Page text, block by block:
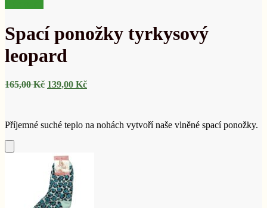
159,00 Kč. 99,00 Kč.
Spací ponožky tyrkysový
leopard
165,00Kč Původní
139,00 KčAktuální
Příjemné suché teplo na nohách vytvoří naše vlněné spací ponožky.